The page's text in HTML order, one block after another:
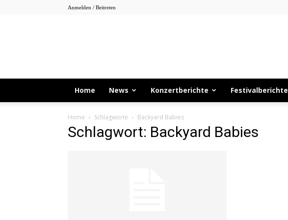
Anmelden / Beitreten
Home News Konzertberichte Festivalberichte
Home Schlagworte Backyard Babies
Schlagwort: Backyard Babies